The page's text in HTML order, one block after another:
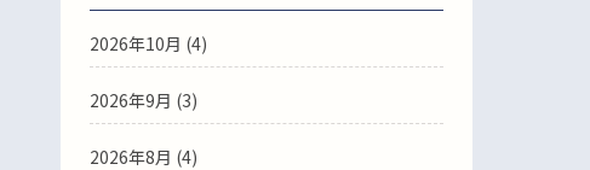
2026年10月 (4)
2026年9月 (3)
2026年8月 (4)